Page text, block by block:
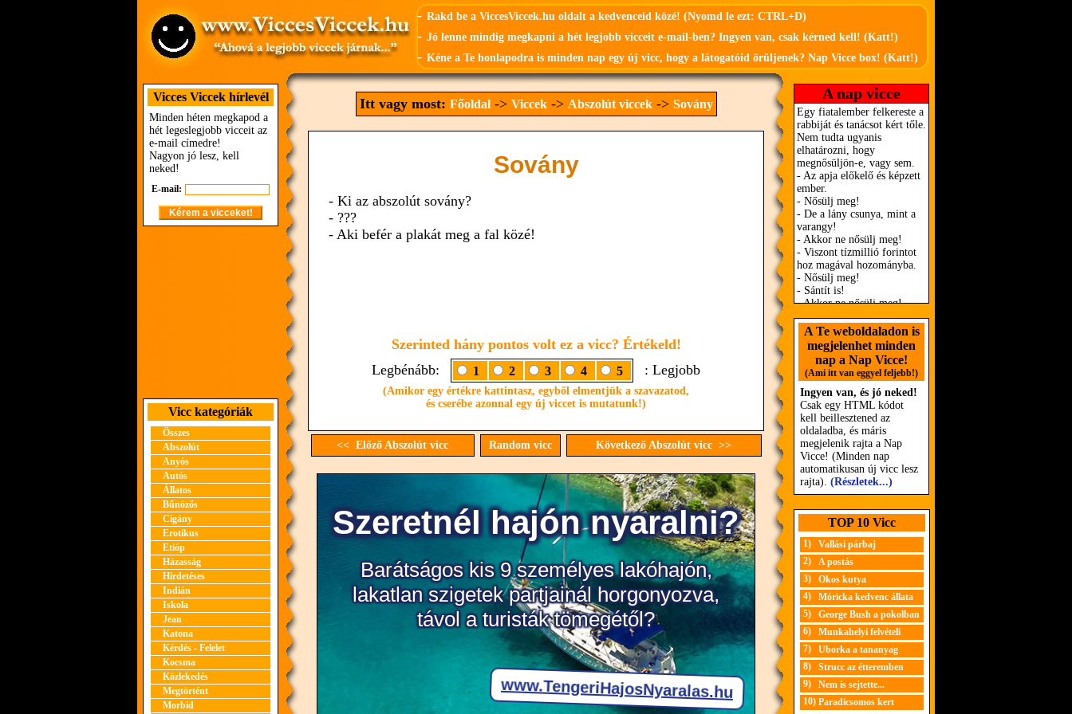
- Rakd be a ViccesViccek.hu oldalt a kedvenceid közé! (Nyomd le ezt: CTRL+D)
- Jó lenne mindig megkapni a hét legjobb vicceit e-mail-ben? Ingyen van, csak kérned kell! (Katt!)
- Kéne a Te honlapodra is minden nap egy új vicc, hogy a látogatóid örüljenek? Nap Vicce box! (Katt!)
Vicces Viccek hírlevél
Minden héten megkapod a
hét legeslegjobb vicceit az
e-mail címedre!
Nagyon jó lesz, kell
neked!
E-mail:
Vicc kategóriák
Összes
Abszolút
Anyós
Autós
Állatos
Bűnözős
Cigány
Erotikus
Etióp
Házasság
Hirdetéses
Indián
Iskola
Jean
Katona
Kérdés - Felelet
Kocsma
Közlekedés
Megtörtént
Morbid
Itt vagy most: Főoldal-> Viccek-> Abszolút viccek-> Sovány
Sovány
- Ki az abszolút sovány?
- ???
- Aki befér a plakát meg a fal közé!
Szerinted hány pontos volt ez a vicc? Értékeld!
Legbénább:
1 2 3 4 5 : Legjobb
(Amikor egy értékre kattintasz, egyből elmentjük a szavazatod,
és cserébe azonnal egy új viccet is mutatunk!)
<< Előző Abszolút vicc Random vicc Következő Abszolút vicc >>
A nap vicce
A Te weboldaladon is
megjelenhet minden
nap a Nap Vicce!
(Ami itt van eggyel feljebb!)
Ingyen van, és jó neked!
Csak egy HTML kódot
kell beillesztened az
oldaladba, és máris
megjelenik rajta a Nap
Vicce! (Minden nap
automatikusan új vicc lesz
rajta). (Részletek...)
TOP 10 Vicc
1)
Vallási párbaj
2)
A postás
3)
Okos kutya
4)
Móricka kedvenc állata
5)
George Bush a pokolban
6)
Munkahelyi felvételi
7)
Uborka a tananyag
8)
Strucc az étteremben
9)
Nem is sejtette...
10) Paradicsomos kert